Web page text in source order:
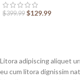
$399.99 $129.99
Litora adipiscing aliquet
eu cum litora dignissim